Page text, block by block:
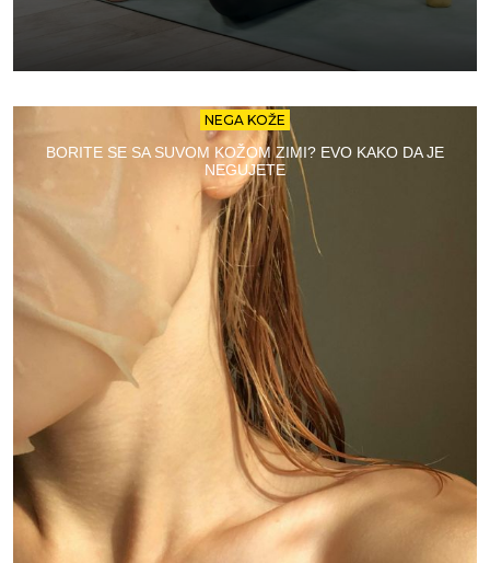
NEGA KOŽE
BORITE SE SA SUVOM KOŽOM ZIMI? EVO KAKO DA JE
NEGUJETE